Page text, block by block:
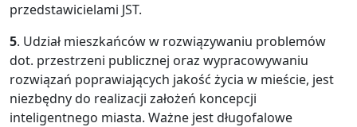
przedstawicielami JST.
5. Udział mieszkańców w rozwiązywaniu problemów
dot. przestrzeni publicznej oraz wypracowywaniu
rozwiązań poprawiających jakość życia w mieście, jest
niezbędny do realizacji założeń koncepcji
inteligentnego miasta. Ważne jest długofalowe